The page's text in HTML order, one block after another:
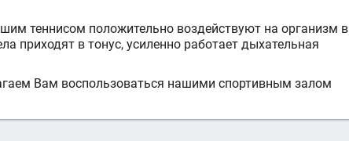
теннисом положительно воздействуют на организм в
приходят в тонус, усиленно работает дыхательная
Вам воспользоваться нашими спортивным залом